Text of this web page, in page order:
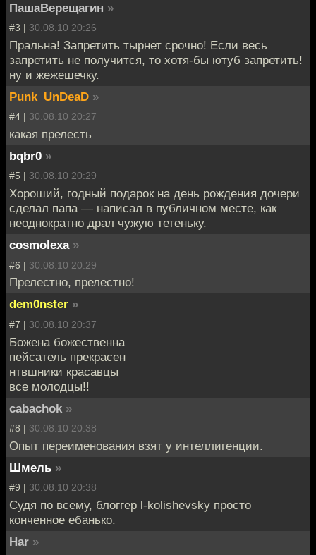
ПашаВерещагин »
#3 | 30.08.10 20:26
Пральна! Запретить тырнет срочно! Если весь
запретить не получится, то хотя-бы ютуб запретить!
ну и жежешечку.
Punk_UnDeaD »
#4 | 30.08.10 20:27
какая прелесть
bqbr0 »
#5 | 30.08.10 20:29
Хороший, годный подарок на день рождения дочери
сделал папа — написал в публичном месте, как
неоднократно драл чужую тетеньку.
cosmolexa »
#6 | 30.08.10 20:29
Прелестно, прелестно!
dem0nster »
#7 | 30.08.10 20:37
Божена божественна
пейсатель прекрасен
нтвшники красавцы
все молодцы!!
cabachok »
#8 | 30.08.10 20:38
Опыт переименования взят у интеллигенции.
Шмель »
#9 | 30.08.10 20:38
Судя по всему, блоггер l-kolishevsky просто
конченное ебанько.
Har »